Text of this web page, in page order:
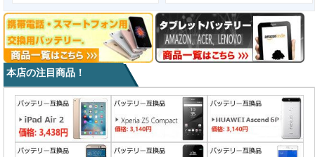
本店の注目商品！